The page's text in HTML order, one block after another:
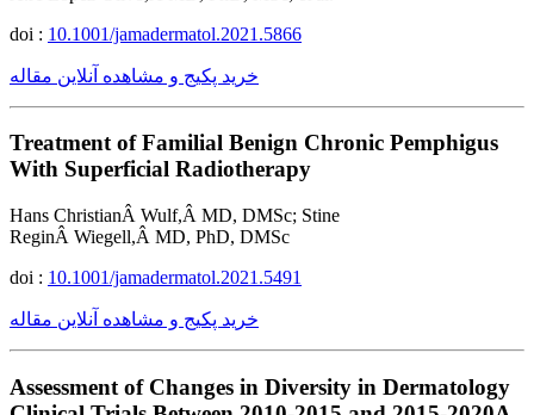
doi : 10.1001/jamadermatol.2021.5866
خرید پکیج و مشاهده آنلاین مقاله
Treatment of Familial Benign Chronic Pemphigus
With Superficial Radiotherapy
Hans ChristianÂ Wulf,Â MD, DMSc; Stine
ReginÂ Wiegell,Â MD, PhD, DMSc
doi : 10.1001/jamadermatol.2021.5491
خرید پکیج و مشاهده آنلاین مقاله
Assessment of Changes in Diversity in Dermatology